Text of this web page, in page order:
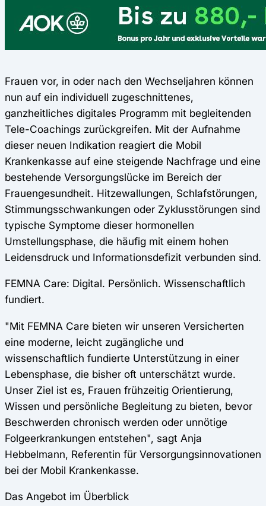
Frauen vor, in oder nach den Wechseljahren können
nun auf ein individuell zugeschnittenes,
ganzheitliches digitales Programm mit begleitenden
Tele-Coachings zurückgreifen. Mit der Aufnahme
dieser neuen Indikation reagiert die Mobil
Krankenkasse auf eine steigende Nachfrage und eine
bestehende Versorgungslücke im Bereich der
Frauengesundheit. Hitzewallungen, Schlafstörungen,
Stimmungsschwankungen oder Zyklusstörungen sind
typische Symptome dieser hormonellen
Umstellungsphase, die häufig mit einem hohen
Leidensdruck und Informationsdefizit verbunden sind.
FEMNA Care: Digital. Persönlich. Wissenschaftlich
fundiert.
"Mit FEMNA Care bieten wir unseren Versicherten
eine moderne, leicht zugängliche und
wissenschaftlich fundierte Unterstützung in einer
Lebensphase, die bisher oft unterschätzt wurde.
Unser Ziel ist es, Frauen frühzeitig Orientierung,
Wissen und persönliche Begleitung zu bieten, bevor
Beschwerden chronisch werden oder unnötige
Folgeerkrankungen entstehen", sagt Anja
Hebbelmann, Referentin für Versorgungsinnovationen
bei der Mobil Krankenkasse.
Das Angebot im Überblick